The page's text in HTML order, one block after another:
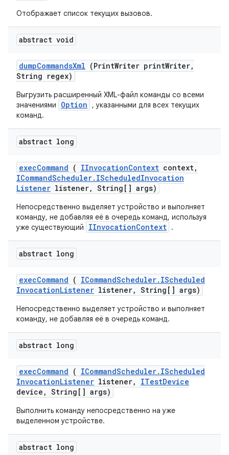
Отображает список текущих вызовов.
abstract void
dumpCommandsXml (PrintWriter printWriter,
String regex)
Выгрузить расширенный XML-файл команды со всеми
значениями
Option
, указанными для всех текущих
команд.
abstract long
execCommand ( IInvocationContext context,
ICommandScheduler. IScheduledInvocation
Listener listener, String[] args)
Непосредственно выделяет устройство и выполняет
команду, не добавляя её в очередь команд, используя
уже существующий
IInvocationContext .
abstract long
execCommand ( ICommandScheduler. IScheduled
InvocationListener listener, String[] args)
Непосредственно выделяет устройство и выполняет
команду, не добавляя её в очередь команд.
abstract long
execCommand ( ICommandScheduler. IScheduled
InvocationListener listener, ITestDevice
device , String[] args)
Выполнить команду непосредственно на уже
выделенном устройстве.
abstract long